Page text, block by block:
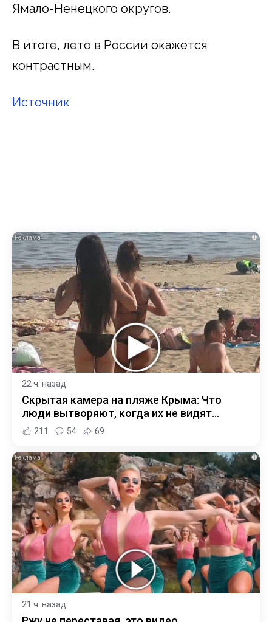
Ямало-Ненецкого округов.
В итоге, лето в России окажется
контрастным.
Источник
i
22 ч. назад
Скрытая камера на пляже Крыма: Что
люди вытворяют, когда их не видят...
211 54 69
i
21 ч. назад